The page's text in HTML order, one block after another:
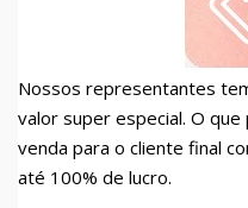
Nossos representantes
valor super especial. O
venda para o cliente final
até 100% de lucro.